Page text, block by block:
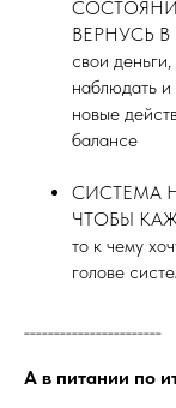
ВЕРНУСЬ В
свои
наблюдать и
новые
балансе
СИСТЕМА
ЧТОБЫ
то к чему
голове
А в питании по